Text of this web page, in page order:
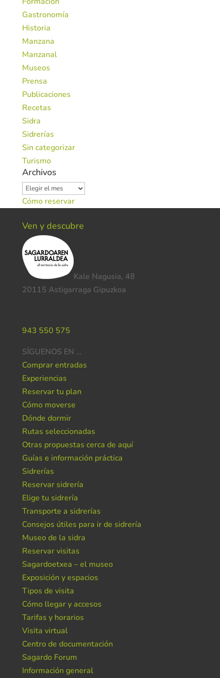
Gastronomía
Historia
Manzana
Manzanal
Museos
Prensa
Publicaciones
Recetas
Sidra
Sidrerías
Sin categorizar
Turismo
Archivos
Archivos
Cómo reservar
Ven y descubre
Kale Nagusia, 48
20115 Astigarraga Gipuzkoa
943 550 575
SÍGUENOS EN …
Comprar entradas
Experiencias
Reservar tu plan
Cómo moverse
Dónde dormir
Rutas seleccionadas
Otras propuestas cerca de aquí
Guías e información práctica
Sidrerías
Reservar sidrería
Elige tu sidrería
Transporte a sidrerías
Consejos útiles para ir de sidrería
Museo de la sidra
Reservar visitas
Sagardoetxea – el museo
Exposición y espacios
Tipos de visita
Cómo llegar y accesos
Tarifas y horarios
Visita virtual
Centro de documentación
Sagardo Forum
Información general